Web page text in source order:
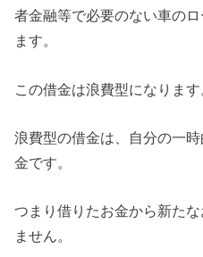
者金融等で必要のない車の
ます。
この借金は浪費型になります
浪費型の借金は、自分の一
金です。
つまり借りたお金から新た
ません。